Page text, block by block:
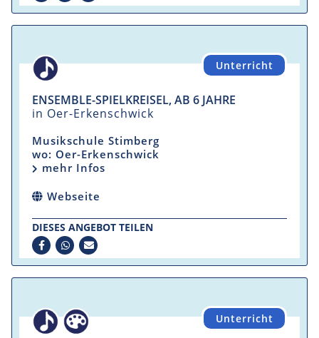
Unterricht
ENSEMBLE-SPIELKREISEL, AB 6 JAHRE
in Oer-Erkenschwick
Musikschule Stimberg
wo: Oer-Erkenschwick
mehr Infos
Webseite
DIESES ANGEBOT TEILEN
Unterricht